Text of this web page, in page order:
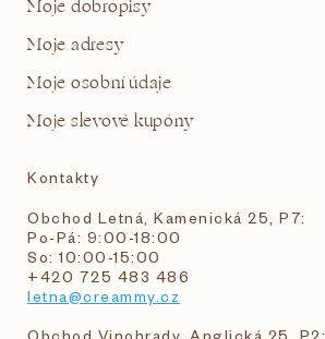
Moje dobropisy
Moje adresy
Moje osobní údaje
Moje slevové kupóny
Kontakty
Obchod Letná, Kamenická 25, P7:
Po-Pá: 9:00-18:00
So: 10:00-15:00
+420 725 483 486
letna@creammy.cz